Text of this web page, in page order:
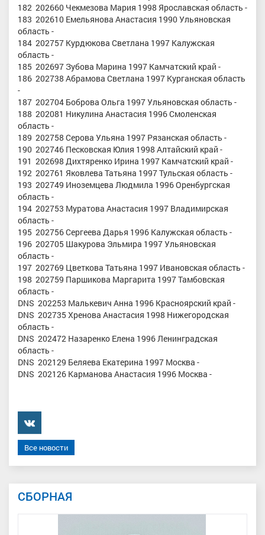
182 202660 Чекмезова Мария 1998 Ярославская область -
183 202610 Емельянова Анастасия 1990 Ульяновская
область -
184 202757 Курдюкова Светлана 1997 Калужская
область -
185 202697 Зубова Марина 1997 Камчатский край -
186 202738 Абрамова Светлана 1997 Курганская область
-
187 202704 Боброва Ольга 1997 Ульяновская область -
188 202081 Никулина Анастасия 1996 Смоленская
область -
189 202758 Серова Ульяна 1997 Рязанская область -
190 202746 Песковская Юлия 1998 Алтайский край -
191 202698 Дихтяренко Ирина 1997 Камчатский край -
192 202761 Яковлева Татьяна 1997 Тульская область -
193 202749 Иноземцева Людмила 1996 Оренбургская
область -
194 202753 Муратова Анастасия 1997 Владимирская
область -
195 202756 Сергеева Дарья 1996 Калужская область -
196 202705 Шакурова Эльмира 1997 Ульяновская
область -
197 202769 Цветкова Татьяна 1997 Ивановская область -
198 202759 Паршикова Маргарита 1997 Тамбовская
область -
DNS 202253 Малькевич Анна 1996 Красноярский край -
DNS 202735 Хренова Анастасия 1998 Нижегородская
область -
DNS 202472 Назаренко Елена 1996 Ленинградская
область -
DNS 202129 Беляева Екатерина 1997 Москва -
DNS 202126 Карманова Анастасия 1996 Москва -
���������
Все новости
СБОРНАЯ